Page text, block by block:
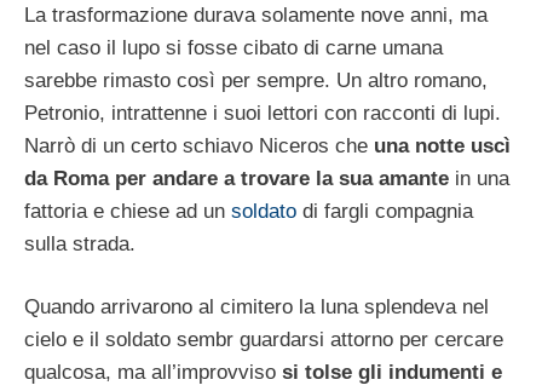
La trasformazione durava solamente nove anni, ma
nel caso il lupo si fosse cibato di carne umana
sarebbe rimasto così per sempre. Un altro romano,
Petronio, intrattenne i suoi lettori con racconti di lupi.
Narrò di un certo schiavo Niceros che una notte uscì
da Roma per andare a trovare la sua amante in una
fattoria e chiese ad un soldato di fargli compagnia
sulla strada.
Quando arrivarono al cimitero la luna splendeva nel
cielo e il soldato sembr guardarsi attorno per cercare
qualcosa, ma all’improvviso si tolse gli indumenti e